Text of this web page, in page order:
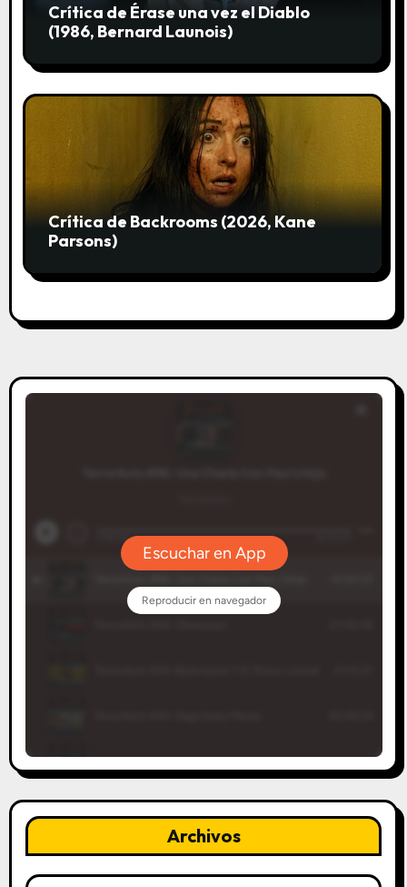
Crítica de Érase una vez el Diablo
(1986, Bernard Launois)
Crítica de Backrooms (2026, Kane
Parsons)
Archivos